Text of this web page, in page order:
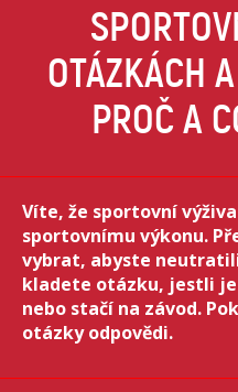
OTÁZKÁCH
PROČ A
Víte, že sportovní
sportovnímu výkonu.
vybrat, abyste
kladete otázku, jestli
nebo stačí na závod.
otázky odpovědi.